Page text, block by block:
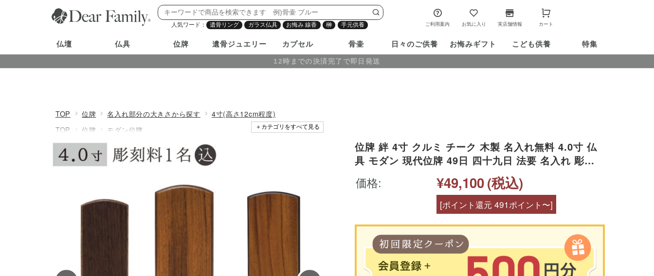
12時までの決済完了で即日発送
人気ワード： 遺骨リング ガラス仏具 お悔み 線香 榊 手元供養 ご利用案内 お気に入り 実店舗情報 カート
仏壇 仏具 位牌 遺骨ジュエリー カプセル 骨壷 日々のご供養 お悔みギフト こども供養 特集
TOP 位牌 名入れ部分の大きさから探す
4寸(高さ12cm程度)
TOP
位牌
モダン位牌
TOP
位牌 価格で探す
価格20001〜50000円
TOP
位牌 シリーズ別 木製位牌「絆」
＋カテゴリをすべて見る
位牌 絆 4寸 クルミ チーク 木製 名入れ無料 4.0寸 仏
具 モダン 現代位牌 49日 四十九日 法要 名入れ 彫刻
名前 戒名 梵字 終活 供養 水子 水子供養 本位牌 くる
み 木 ウッド 木材 高級 ウォルナット 木目 ブラウン
価格: ¥49,100(税込)
[ポイント還元 491ポイント〜]